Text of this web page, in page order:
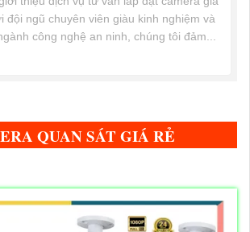
đội ngũ chuyên viên giàu kinh nghiệm và
công nghệ an ninh, chúng tôi đảm...
QUAN SÁT GIÁ RẺ